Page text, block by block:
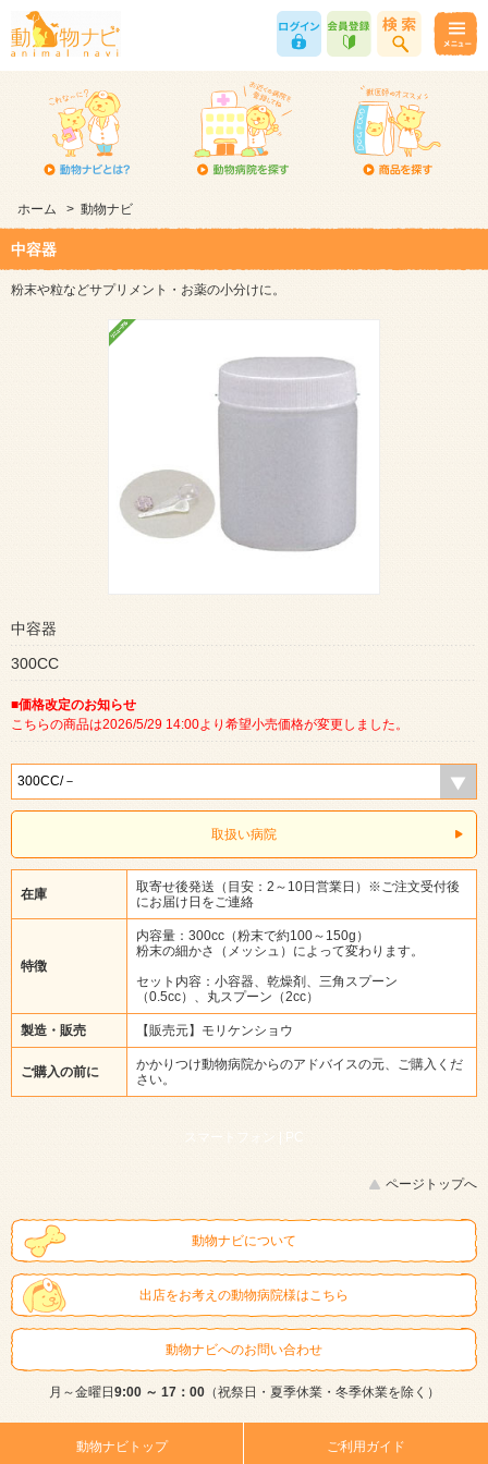
ホーム > 動物ナビ
中容器
粉末や粒などサプリメント・お薬の小分けに。
中容器
300CC
■価格改定のお知らせ
こちらの商品は2026/5/29 14:00より希望小売価格が変更しました。
取扱い病院
在庫
取寄せ後発送（目安：2～10日営業日）※ご注文受付後
にお届け日をご連絡
特徴
内容量：300cc（粉末で約100～150g）
粉末の細かさ（メッシュ）によって変わります。
セット内容：小容器、乾燥剤、三角スプーン
（0.5cc）、丸スプーン（2cc）
製造・販売 【販売元】モリケンショウ
ご購入の前に
かかりつけ動物病院からのアドバイスの元、ご購入くだ
さい。
スマートフォン |
ページトップへ
動物ナビについて
出店をお考えの動物病院様はこちら
動物ナビへのお問い合わせ
月～金曜日 9:00 ～ 17：00（祝祭日・夏季休業・冬季休業を除く）
動物ナビトップ ご利用ガイド